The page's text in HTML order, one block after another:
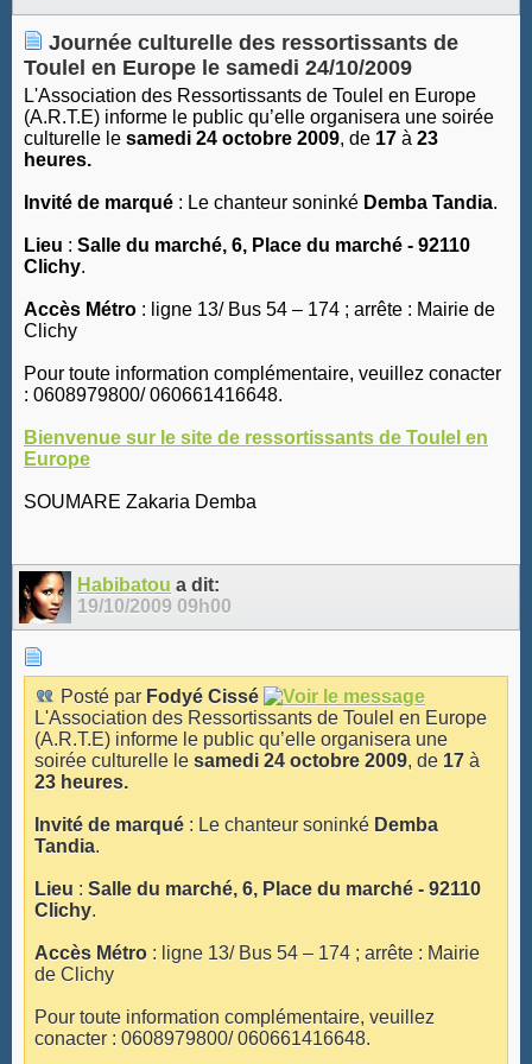
Journée culturelle des ressortissants de
Toulel en Europe le samedi 24/10/2009
L'Association des Ressortissants de Toulel en Europe
(A.R.T.E) informe le public qu’elle organisera une soirée
culturelle le samedi 24 octobre 2009, de 17 à 23
heures.
Invité de marqué : Le chanteur soninké Demba Tandia.
Lieu : Salle du marché, 6, Place du marché - 92110
Clichy.
Accès Métro : ligne 13/ Bus 54 – 174 ; arrête : Mairie de
Clichy
Pour toute information complémentaire, veuillez conacter
: 0608979800/ 060661416648.
Bienvenue sur le site de ressortissants de Toulel en
Europe
SOUMARE Zakaria Demba
Habibatou a dit:
19/10/2009 09h00
Posté par Fodyé Cissé
L'Association des Ressortissants de Toulel en Europe
(A.R.T.E) informe le public qu’elle organisera une
soirée culturelle le samedi 24 octobre 2009, de 17 à
23 heures.
Invité de marqué : Le chanteur soninké Demba
Tandia.
Lieu : Salle du marché, 6, Place du marché - 92110
Clichy.
Accès Métro : ligne 13/ Bus 54 – 174 ; arrête : Mairie
de Clichy
Pour toute information complémentaire, veuillez
conacter : 0608979800/ 060661416648.